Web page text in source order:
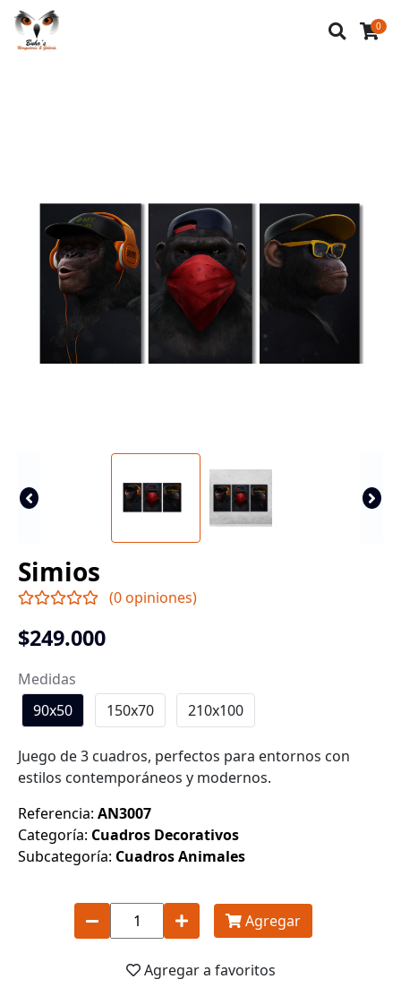
0
Inicio
Cuadros Animales
Simios
(0 opiniones)
$249.000
Medidas
90x50
150x70 210x100
Juego de 3 cuadros, perfectos para entornos con
estilos contemporáneos y modernos.
Referencia: AN3007
Categoría: Cuadros Decorativos
Subcategoría: Cuadros Animales
Agregar
Agregar a favoritos